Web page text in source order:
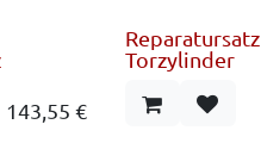
143,55 €
Reparatursatz
Torzylinder